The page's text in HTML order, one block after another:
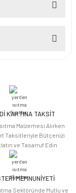
KARTINA TAKSİT
Malzemesi Alırken
Taksitleriyle Bütçenizi
ve Tasarruf Edin
MEMNUNİYETİ
Sektöründe Mutlu ve